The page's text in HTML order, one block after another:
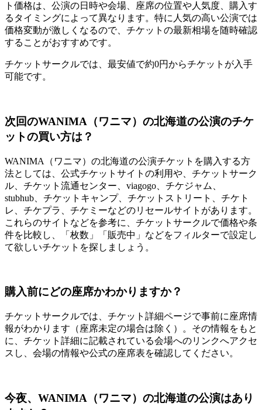
ト価格は、公演の日時や会場、座席の位置や人気度、購入す
るタイミングによって異なります。特に人気の高い公演では
価格変動が激しくなるので、チケットの最新相場を随時確認
することがおすすめです。
チケットサークルでは、最安値で約0円からチケットが入手
可能です。
次回のWANIMA（ワニマ）の北海道の公演のチケ
ットの買い方は？
WANIMA（ワニマ）の北海道の公演チケットを購入する方
法としては、公式チケットサイトの利用や、チケットサーク
ル、チケット流通センター、viagogo、チケジャム、
stubhub、チケットキャンプ、チケットストリート、チケト
レ、チケプラ、チケミーなどのリセールサイトがあります。
これらのサイトなどを参考に、チケットサークルで価格や条
件を比較し、「枚数」「販売中」などをフィルターで設定し
て欲しいチケットを探しましょう。
購入前にどの座席かわかりますか？
チケットサークルでは、チケット詳細ページで事前に座席情
報がわかります（座席未定の場合は除く）。その情報をもと
に、チケット詳細に記載されている会場へのリンクへアクセ
スし、会場の情報や公式の座席表を確認してください。
今夜、WANIMA（ワニマ）の北海道の公演はあり